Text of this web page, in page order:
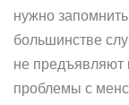
нужно
большинстве
не предъявляют
проблемы с